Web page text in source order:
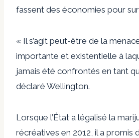
fassent des économies pour
« Il s’agit peut-être de la
importante et existentielle à
jamais été confrontés en tant
déclaré Wellington.
Lorsque l’État a légalisé la
récréatives en 2012, il a promis